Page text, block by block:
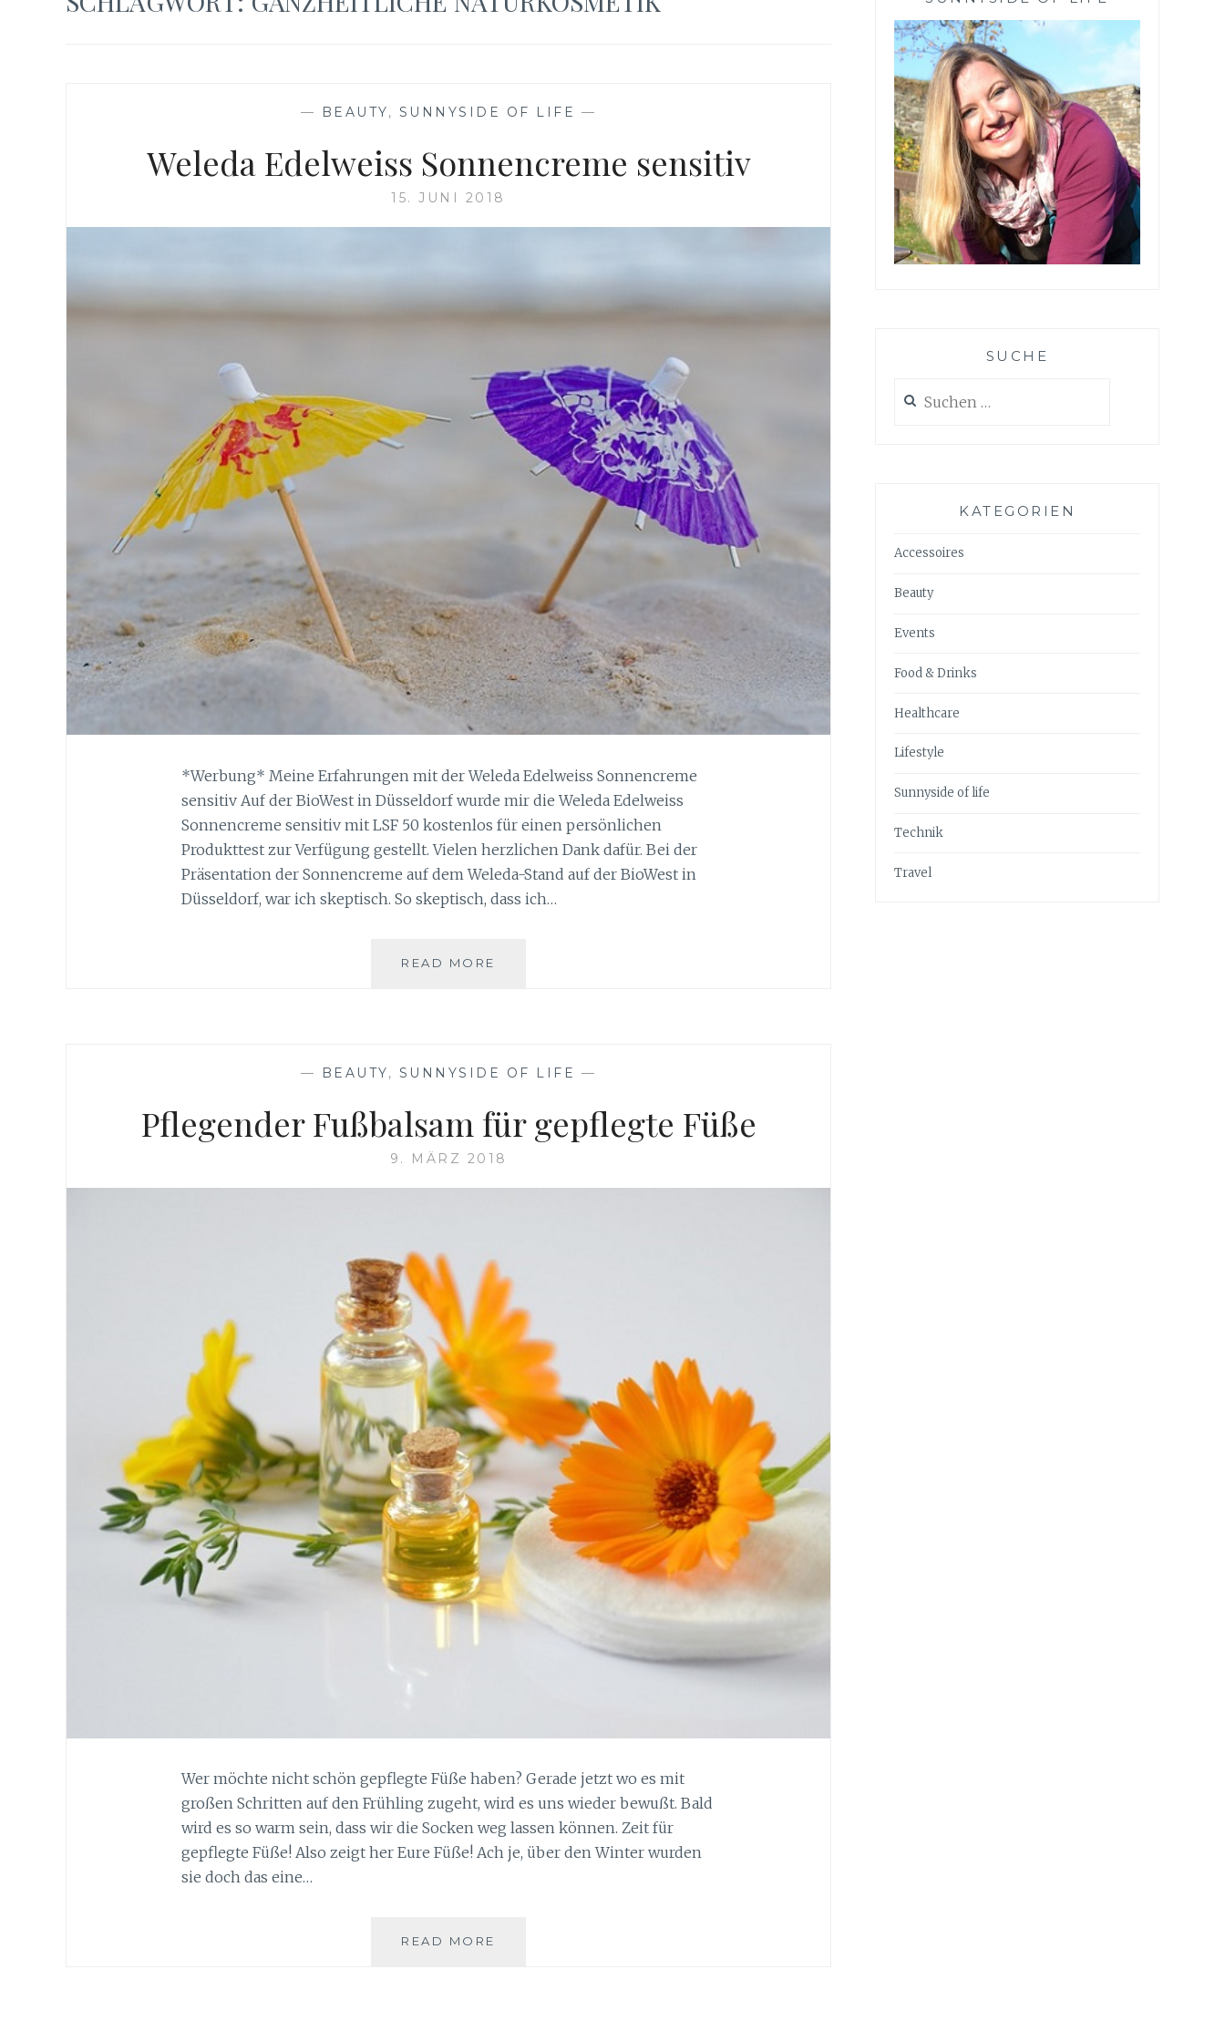
— BEAUTY, SUNNYSIDE OF LIFE —
Weleda Edelweiss Sonnencreme sensitiv
15. JUNI 2018
*Werbung* Meine Erfahrungen mit der Weleda Edelweiss Sonnencreme
sensitiv Auf der BioWest in Düsseldorf wurde mir die Weleda Edelweiss
Sonnencreme sensitiv mit LSF 50 kostenlos für einen persönlichen
Produkttest zur Verfügung gestellt. Vielen herzlichen Dank dafür. Bei der
Präsentation der Sonnencreme auf dem Weleda-Stand auf der BioWest in
Düsseldorf, war ich skeptisch. So skeptisch, dass ich…
READ MORE
— BEAUTY, SUNNYSIDE OF LIFE —
Pflegender Fußbalsam für gepflegte Füße
9. MÄRZ 2018
Wer möchte nicht schön gepflegte Füße haben? Gerade jetzt wo es mit
großen Schritten auf den Frühling zugeht, wird es uns wieder bewußt. Bald
wird es so warm sein, dass wir die Socken weg lassen können. Zeit für
gepflegte Füße! Also zeigt her Eure Füße! Ach je, über den Winter wurden
sie doch das eine…
READ MORE
SUCHE
nach:
KATEGORIEN
Accessoires
Beauty
Events
Food & Drinks
Healthcare
Lifestyle
Sunnyside of life
Technik
Travel